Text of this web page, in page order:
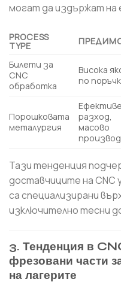
могат да издържат на
PROCESS
TYPE
Билети за
CNC
обработка
Висока
по
Порошковата
металургия
разход,
масово
Тази тенденция
доставчиците на CNC
са специализирани
изключително тесни
3. Тенденция в
фрезовани части
на лагерите